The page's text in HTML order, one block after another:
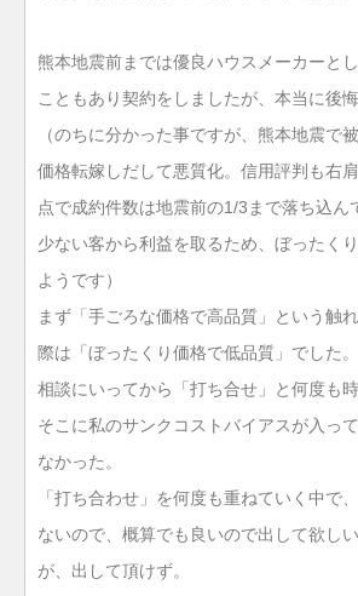
熊本地震前までは優良ハウスメーカーと
こともあり契約をしましたが、本当に後悔
（のちに分かった事ですが、熊本地震で
価格転嫁しだして悪質化。信用評判も右
点で成約件数は地震前の1/3まで落ち込ん
少ない客から利益を取るため、ぼったく
ようです）
まず「手ごろな価格で高品質」という触
際は「ぼったくり価格で低品質」でした。
相談にいってから「打ち合せ」と何度も
そこに私のサンクコストバイアスが入っ
なかった。
「打ち合わせ」を何度も重ねていく中で
ないので、概算でも良いので出して欲し
が、出して頂けず。